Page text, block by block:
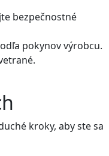
bezpečnostné
pokynov výrobcu.
kroky, aby ste sa